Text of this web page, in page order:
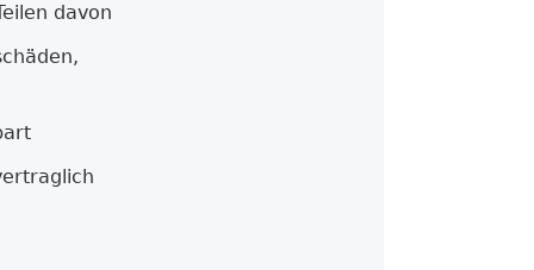
davon